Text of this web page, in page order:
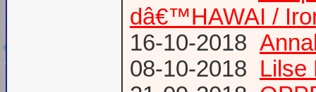
dâ€™HAWAI /
16-10-2018
08-10-2018 Lilse